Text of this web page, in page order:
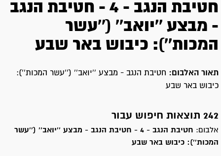
חטיבת הנגב - 4 - חטיבת הנגב
- מבצע ''יואב'' (''עשר
המכות''): כיבוש באר שבע
תאור האלבום: חטיבת הנגב - מבצע ''יואב'' (''עשר המכות''):
כיבוש באר שבע
242 תוצאות חיפוש עבור
אלבום:
חטיבת הנגב - 4 - חטיבת הנגב - מבצע ''יואב'' (''עשר
המכות''): כיבוש באר שבע